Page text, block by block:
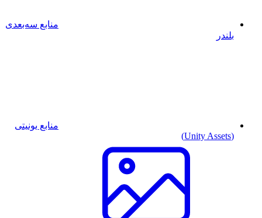
منابع سه‌بعدی
بلندر
منابع یونیتی
(Unity Assets)